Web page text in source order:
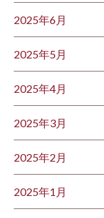
2025年6月
2025年5月
2025年4月
2025年3月
2025年2月
2025年1月